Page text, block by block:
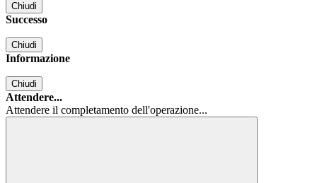
Chiudi
Successo
Chiudi
Informazione
Chiudi
Attendere...
Attendere il completamento dell'operazione...